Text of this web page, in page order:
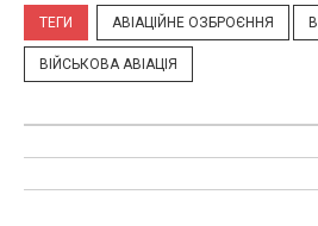
ТЕГИ АВІАЦІЙНЕ ОЗБРОЄННЯ
ВІЙСЬКОВА АВІАЦІЯ